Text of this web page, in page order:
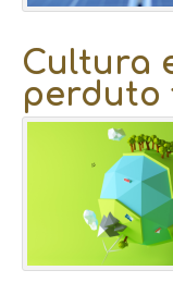
Cultura
perduto